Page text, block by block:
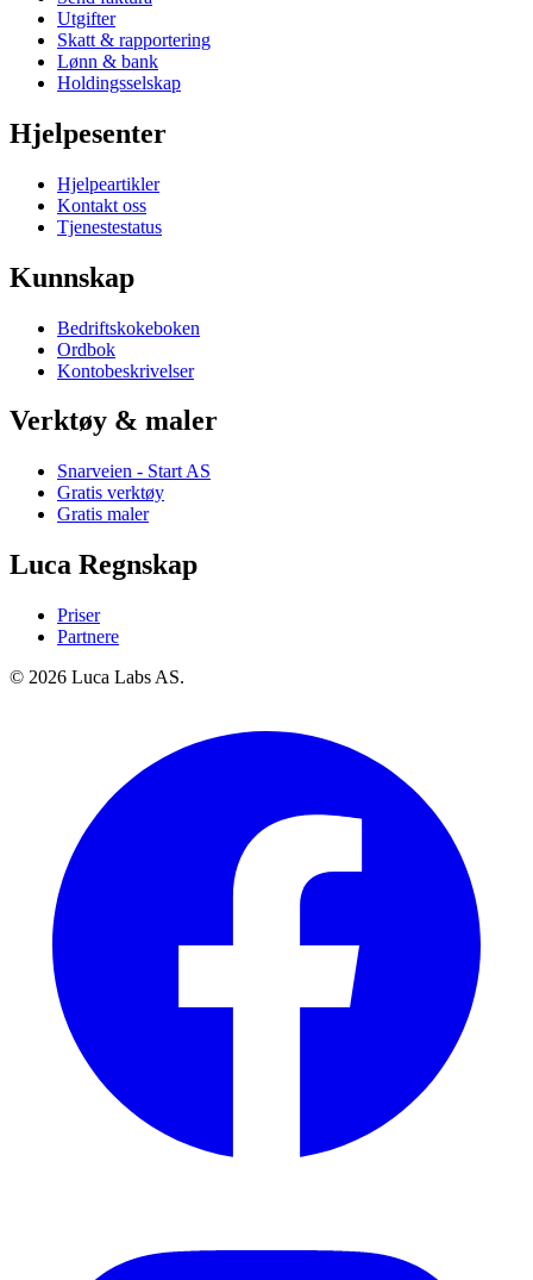
Utgifter
Skatt & rapportering
Lønn & bank
Holdingsselskap
Hjelpesenter
Hjelpeartikler
Kontakt oss
Tjenestestatus
Kunnskap
Bedriftskokeboken
Ordbok
Kontobeskrivelser
Verktøy & maler
Snarveien - Start AS
Gratis verktøy
Gratis maler
Luca Regnskap
Priser
Partnere
© 2026 Luca Labs AS.